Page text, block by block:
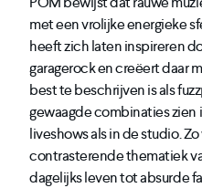
met een vrolijke energieke
heeft zich laten inspireren
garagerock en creëert daar
best te beschrijven is als
gewaagde combinaties
liveshows als in de studio.
contrasterende thematiek
dagelijks leven tot absurde